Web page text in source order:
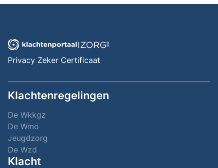
Privacy Zeker Certificaat
Klachtenregelingen
De Wkkgz
De Wmo
Jeugdzorg
De Wzd
Klacht